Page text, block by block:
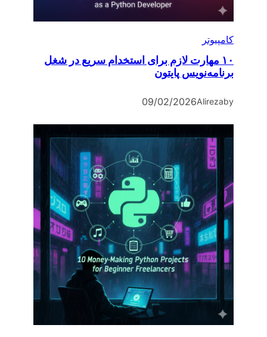
کامپیوتر
۱۰ مهارت لازم برای استخدام سریع در شغل
برنامه‌نویس پایتون
by
Alireza
09/02/2026